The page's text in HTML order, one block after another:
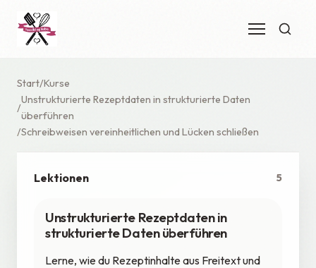
Start Kurse
Unstrukturierte Rezeptdaten in strukturierte Daten
überführen
Schreibweisen vereinheitlichen und Lücken schließen
Lektionen 5
Unstrukturierte Rezeptdaten in
strukturierte Daten überführen
Lerne, wie du Rezeptinhalte aus Freitext und